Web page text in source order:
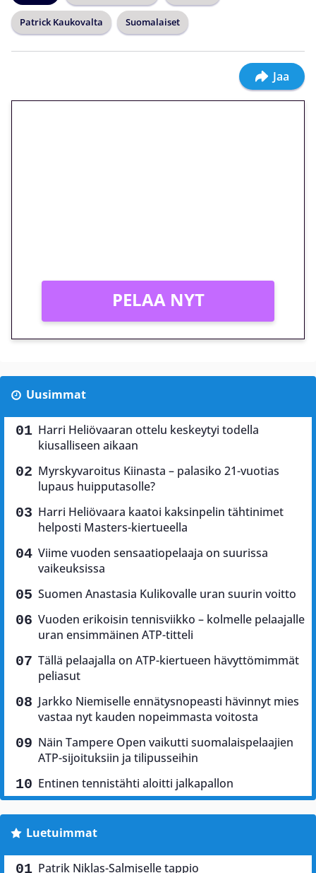
Patrick Kaukovalta Suomalaiset
Jaa
PELAA NYT
Uusimmat
Harri Heliövaaran ottelu keskeytyi todella
kiusalliseen aikaan
Myrskyvaroitus Kiinasta – palasiko 21-vuotias
lupaus huipputasolle?
Harri Heliövaara kaatoi kaksinpelin tähtinimet
helposti Masters-kiertueella
Viime vuoden sensaatiopelaaja on suurissa
vaikeuksissa
Suomen Anastasia Kulikovalle uran suurin voitto
Vuoden erikoisin tennisviikko – kolmelle pelaajalle
uran ensimmäinen ATP-titteli
Tällä pelaajalla on ATP-kiertueen hävyttömimmät
peliasut
Jarkko Niemiselle ennätysnopeasti hävinnyt mies
vastaa nyt kauden nopeimmasta voitosta
Näin Tampere Open vaikutti suomalaispelaajien
ATP-sijoituksiin ja tilipusseihin
Entinen tennistähti aloitti jalkapallon
Luetuimmat
Patrik Niklas-Salmiselle tappio